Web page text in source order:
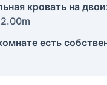
кровать на
есть